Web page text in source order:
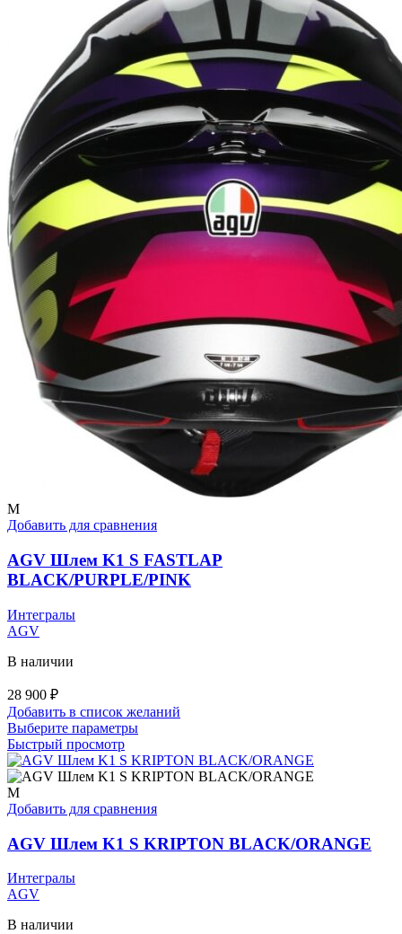
M
Добавить для сравнения
AGV Шлем K1 S FASTLAP
BLACK/PURPLE/PINK
Интегралы
AGV
В наличии
28 900 ₽
Добавить в список желаний
Выберите параметрыЭтот
имеет
несколько
Опции
выбрать
на
Быстрый просмотр
M
Добавить для сравнения
AGV Шлем K1 S KRIPTON BLACK/ORANGE
Интегралы
AGV
В наличии